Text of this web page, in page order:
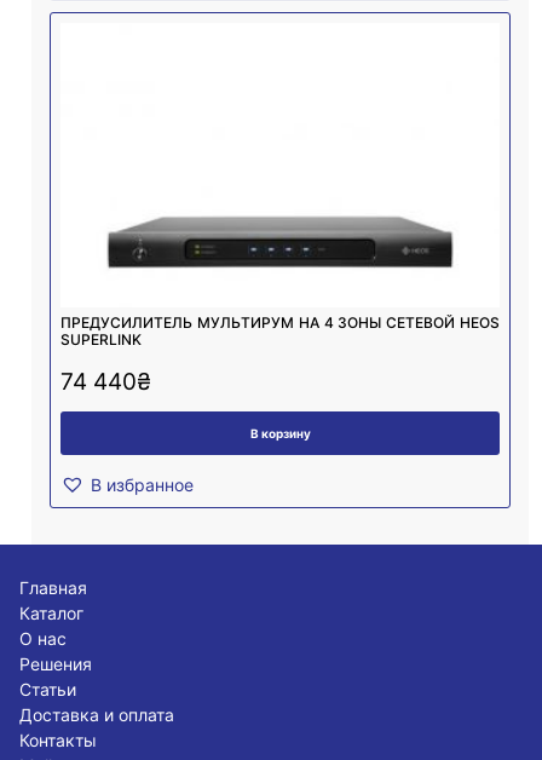
ПРЕДУСИЛИТЕЛЬ МУЛЬТИРУМ НА 4 ЗОНЫ СЕТЕВОЙ HEOS
SUPERLINK
74 440₴
В корзину
В избранное
Главная
Каталог
О нас
Решения
Статьи
Доставка и оплата
Контакты